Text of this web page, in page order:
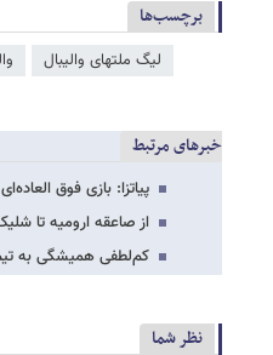
برچسب‌ها
لیگ ملتهای والیبال
خبرهای مرتبط
پیاتزا: بازی فوق
از صاعقه ارومیه تا
کم‌لطفی همیشگی به
نظر شما